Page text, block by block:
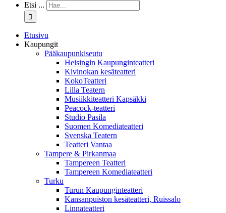
Etsi ...
Etusivu
Kaupungit
Pääkaupunkiseutu
Helsingin Kaupunginteatteri
Kivinokan kesäteatteri
KokoTeatteri
Lilla Teatern
Musiikkiteatteri Kapsäkki
Peacock-teatteri
Studio Pasila
Suomen Komediateatteri
Svenska Teatern
Teatteri Vantaa
Tampere & Pirkanmaa
Tampereen Teatteri
Tampereen Komediateatteri
Turku
Turun Kaupunginteatteri
Kansanpuiston kesäteatteri, Ruissalo
Linnateatteri